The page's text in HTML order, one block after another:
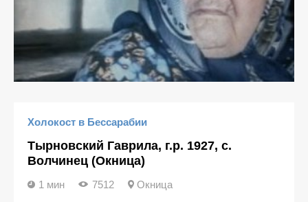
Холокост в Бессарабии
Тырновский Гаврила, г.р. 1927, с.
Волчинец (Окница)
1 мин 7512 Окница